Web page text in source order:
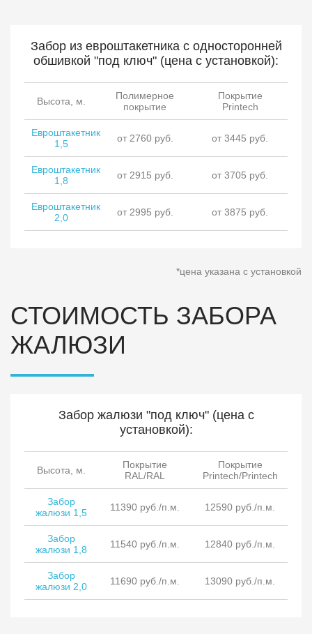
Забор из евроштакетника с односторонней
обшивкой "под ключ" (цена с установкой):
Высота, м.
Полимерное
покрытие
Покрытие
Printech
Евроштакетник
1,5
от 2760 руб. от 3445 руб.
Евроштакетник
1,8
от 2915 руб. от 3705 руб.
Евроштакетник
2,0
от 2995 руб. от 3875 руб.
*цена указана с установкой
СТОИМОСТЬ ЗАБОРА
ЖАЛЮЗИ
Забор жалюзи "под ключ" (цена с
установкой):
Высота, м.
Покрытие
RAL/RAL
Покрытие
Printech/Printech
Забор
жалюзи 1,5
11390 руб./п.м. 12590 руб./п.м.
Забор
жалюзи 1,8
11540 руб./п.м. 12840 руб./п.м.
Забор
жалюзи 2,0
11690 руб./п.м. 13090 руб./п.м.